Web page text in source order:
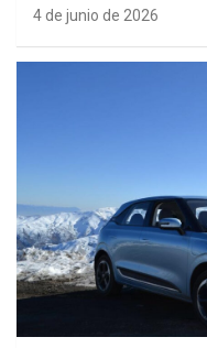
4 de junio de 2026